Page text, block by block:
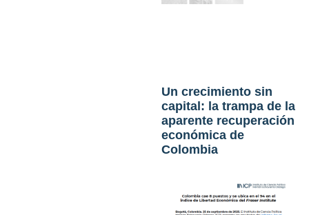
Un crecimiento sin
capital: la trampa de la
aparente recuperación
económica de
Colombia